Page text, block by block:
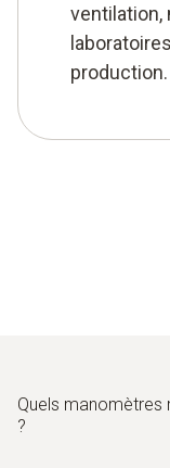
ventilation,
production.
Quels manomètres
?